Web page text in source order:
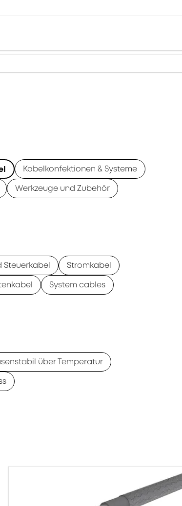
Kabelkonfektionen & Systeme
Werkzeuge und Zubehör
Steuerkabel
Stromkabel
System cables
über Temperatur